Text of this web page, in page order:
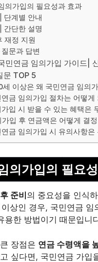
의가입의 필요성과 효과
단계별 안내
간단한 설명
재정 지원
문과 답변
민연금 임의가입 가이드|
문 TOP 5
세 이상은 왜 국민연금 임의
금 임의가입 절차는 어떻게
입 시 받을 수 있는 혜택은
가입 후 연금액은 어떻게 결
금 임의가입 시 유의사항은
의가입의 필요
준비 의 중요성을 인식
상인 경우, 국민연금 임
용한 방법이기 때문입니
장점은 연금 수령액을
싶다면, 국민연금 가입